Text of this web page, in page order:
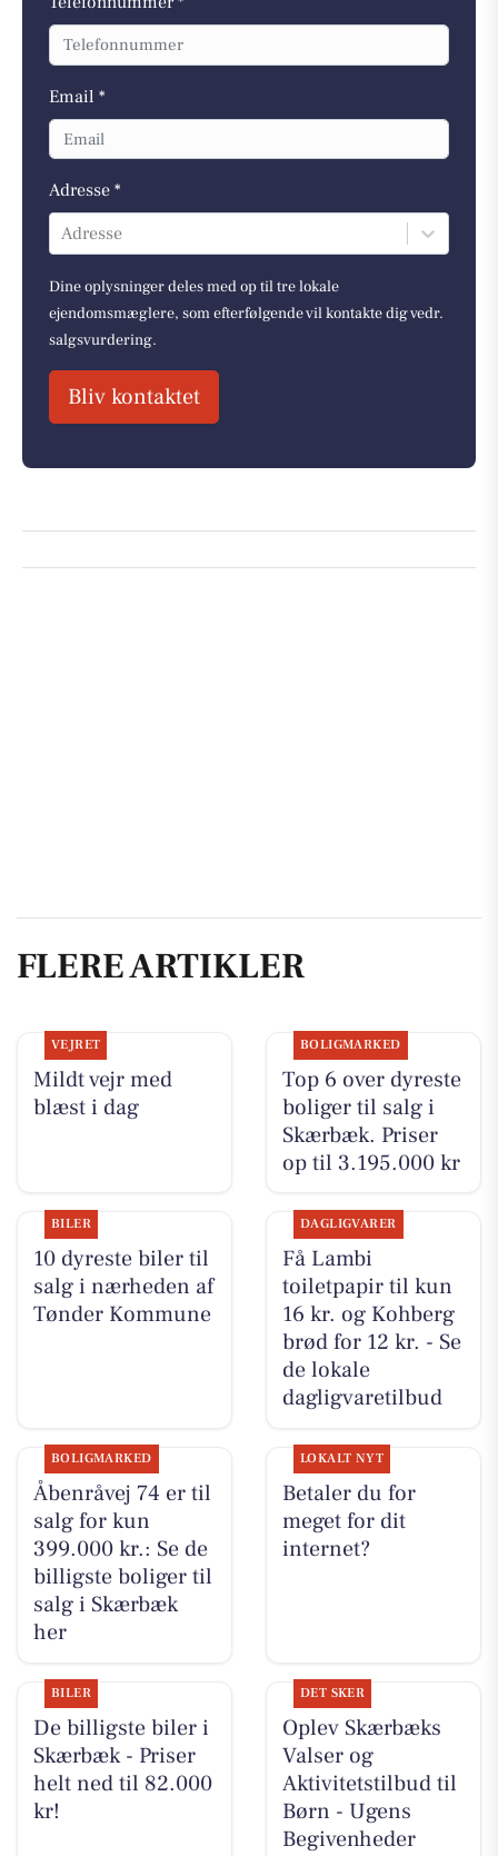
Email *
Adresse *
Adresse
Dine oplysninger deles med op til tre lokale
ejendomsmæglere, som efterfølgende vil kontakte dig vedr.
salgsvurdering.
Bliv kontaktet
FLERE ARTIKLER
VEJRET
Mildt vejr med
blæst i dag
BOLIGMARKED
Top 6 over dyreste
boliger til salg i
Skærbæk. Priser
op til 3.195.000 kr
BILER
10 dyreste biler til
salg i nærheden af
Tønder Kommune
DAGLIGVARER
Få Lambi
toiletpapir til kun
16 kr. og Kohberg
brød for 12 kr. - Se
de lokale
dagligvaretilbud
BOLIGMARKED
Åbenråvej 74 er til
salg for kun
399.000 kr.: Se de
billigste boliger til
salg i Skærbæk
her
LOKALT NYT
Betaler du for
meget for dit
internet?
BILER
De billigste biler i
Skærbæk - Priser
helt ned til 82.000
kr!
DET SKER
Oplev Skærbæks
Valser og
Aktivitetstilbud til
Børn - Ugens
Begivenheder